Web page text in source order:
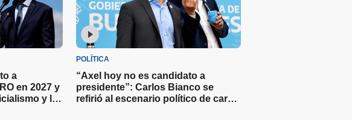
a
en 2027 y
y la
POLÍTICA
“Axel hoy no es candidato a
presidente”: Carlos Bianco se
refirió al escenario político de cara a